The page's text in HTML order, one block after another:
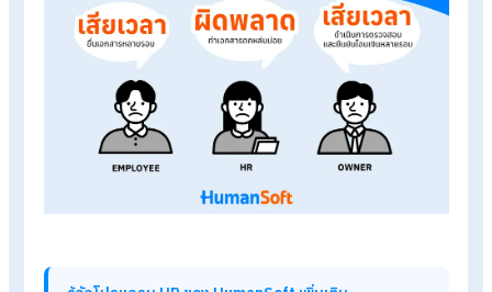
: ดำเนินการแก้ไขให้เจ้าของกิจการตรวจสอบและโอนเงินอีกค
เจ้าของกิจการ : ตรวจสอบและยืนยันโอนเงินอีกครั้ง
เมื่องานเอกสารเป็นงานที่มีขั้นตอนมากมาย ทั้งเรื่องการรับ-ส่ง
เอกสาร การจัดเก็บเอกสาร ทำให้ HR ต้องใช้เวลาและพลังงานใน
ทำงานมาก โอกาสในการเกิดความผิดพลาดก็มีมากด้วยเช่นกัน
โปรแกรมบริหารงานบุคคล สามารถช่วยจัดการงานเอกสารได้อย่า
สะดวก ทำให้ระบบการบริหารจัดการทรัพยากรมนุษย์ (HRM) ของ